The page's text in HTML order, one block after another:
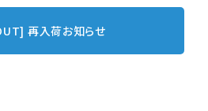
再入荷お知らせ